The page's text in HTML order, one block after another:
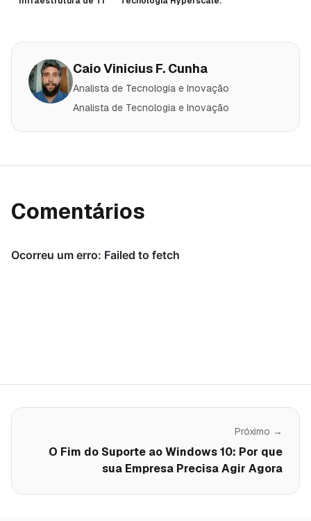
Caio Vinicius F. Cunha
Analista de Tecnologia e Inovação
Analista de Tecnologia e Inovação
Comentários
Próximo →
O Fim do Suporte ao Windows 10: Por que
sua Empresa Precisa Agir Agora